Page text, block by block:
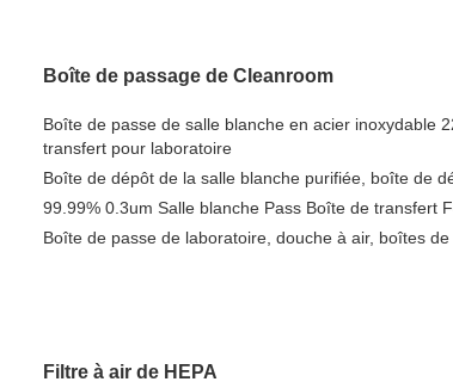
Boîte de passage de Cleanroom
Boîte de passe de salle blanche en acier inoxydable
transfert pour laboratoire
Boîte de dépôt de la salle blanche purifiée, boîte de
99.99% 0.3um Salle blanche Pass Boîte de transfert
Boîte de passe de laboratoire, douche à air, boîtes
Filtre à air de HEPA